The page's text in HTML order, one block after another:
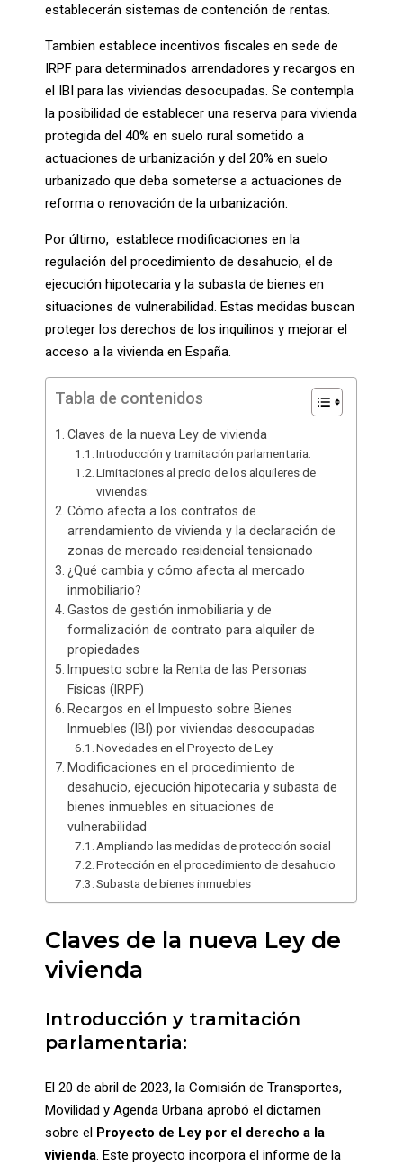
establecerán sistemas de contención de rentas.
Tambien establece incentivos fiscales en sede de
IRPF para determinados arrendadores y recargos en
el IBI para las viviendas desocupadas. Se contempla
la posibilidad de establecer una reserva para vivienda
protegida del 40% en suelo rural sometido a
actuaciones de urbanización y del 20% en suelo
urbanizado que deba someterse a actuaciones de
reforma o renovación de la urbanización.
Por último, establece modificaciones en la
regulación del procedimiento de desahucio, el de
ejecución hipotecaria y la subasta de bienes en
situaciones de vulnerabilidad. Estas medidas buscan
proteger los derechos de los inquilinos y mejorar el
acceso a la vivienda en España.
Tabla de contenidos
Claves de la nueva Ley de vivienda
Introducción y tramitación parlamentaria:
Limitaciones al precio de los alquileres de
viviendas:
Cómo afecta a los contratos de
arrendamiento de vivienda y la declaración de
zonas de mercado residencial tensionado
¿Qué cambia y cómo afecta al mercado
inmobiliario?
Gastos de gestión inmobiliaria y de
formalización de contrato para alquiler de
propiedades
Impuesto sobre la Renta de las Personas
Físicas (IRPF)
Recargos en el Impuesto sobre Bienes
Inmuebles (IBI) por viviendas desocupadas
Novedades en el Proyecto de Ley
Modificaciones en el procedimiento de
desahucio, ejecución hipotecaria y subasta de
bienes inmuebles en situaciones de
vulnerabilidad
Ampliando las medidas de protección social
Protección en el procedimiento de desahucio
Subasta de bienes inmuebles
Claves de la nueva Ley de
vivienda
Introducción y tramitación
parlamentaria:
El 20 de abril de 2023, la Comisión de Transportes,
Movilidad y Agenda Urbana aprobó el dictamen
sobre el Proyecto de Ley por el derecho a la
vivienda. Este proyecto incorpora el informe de la